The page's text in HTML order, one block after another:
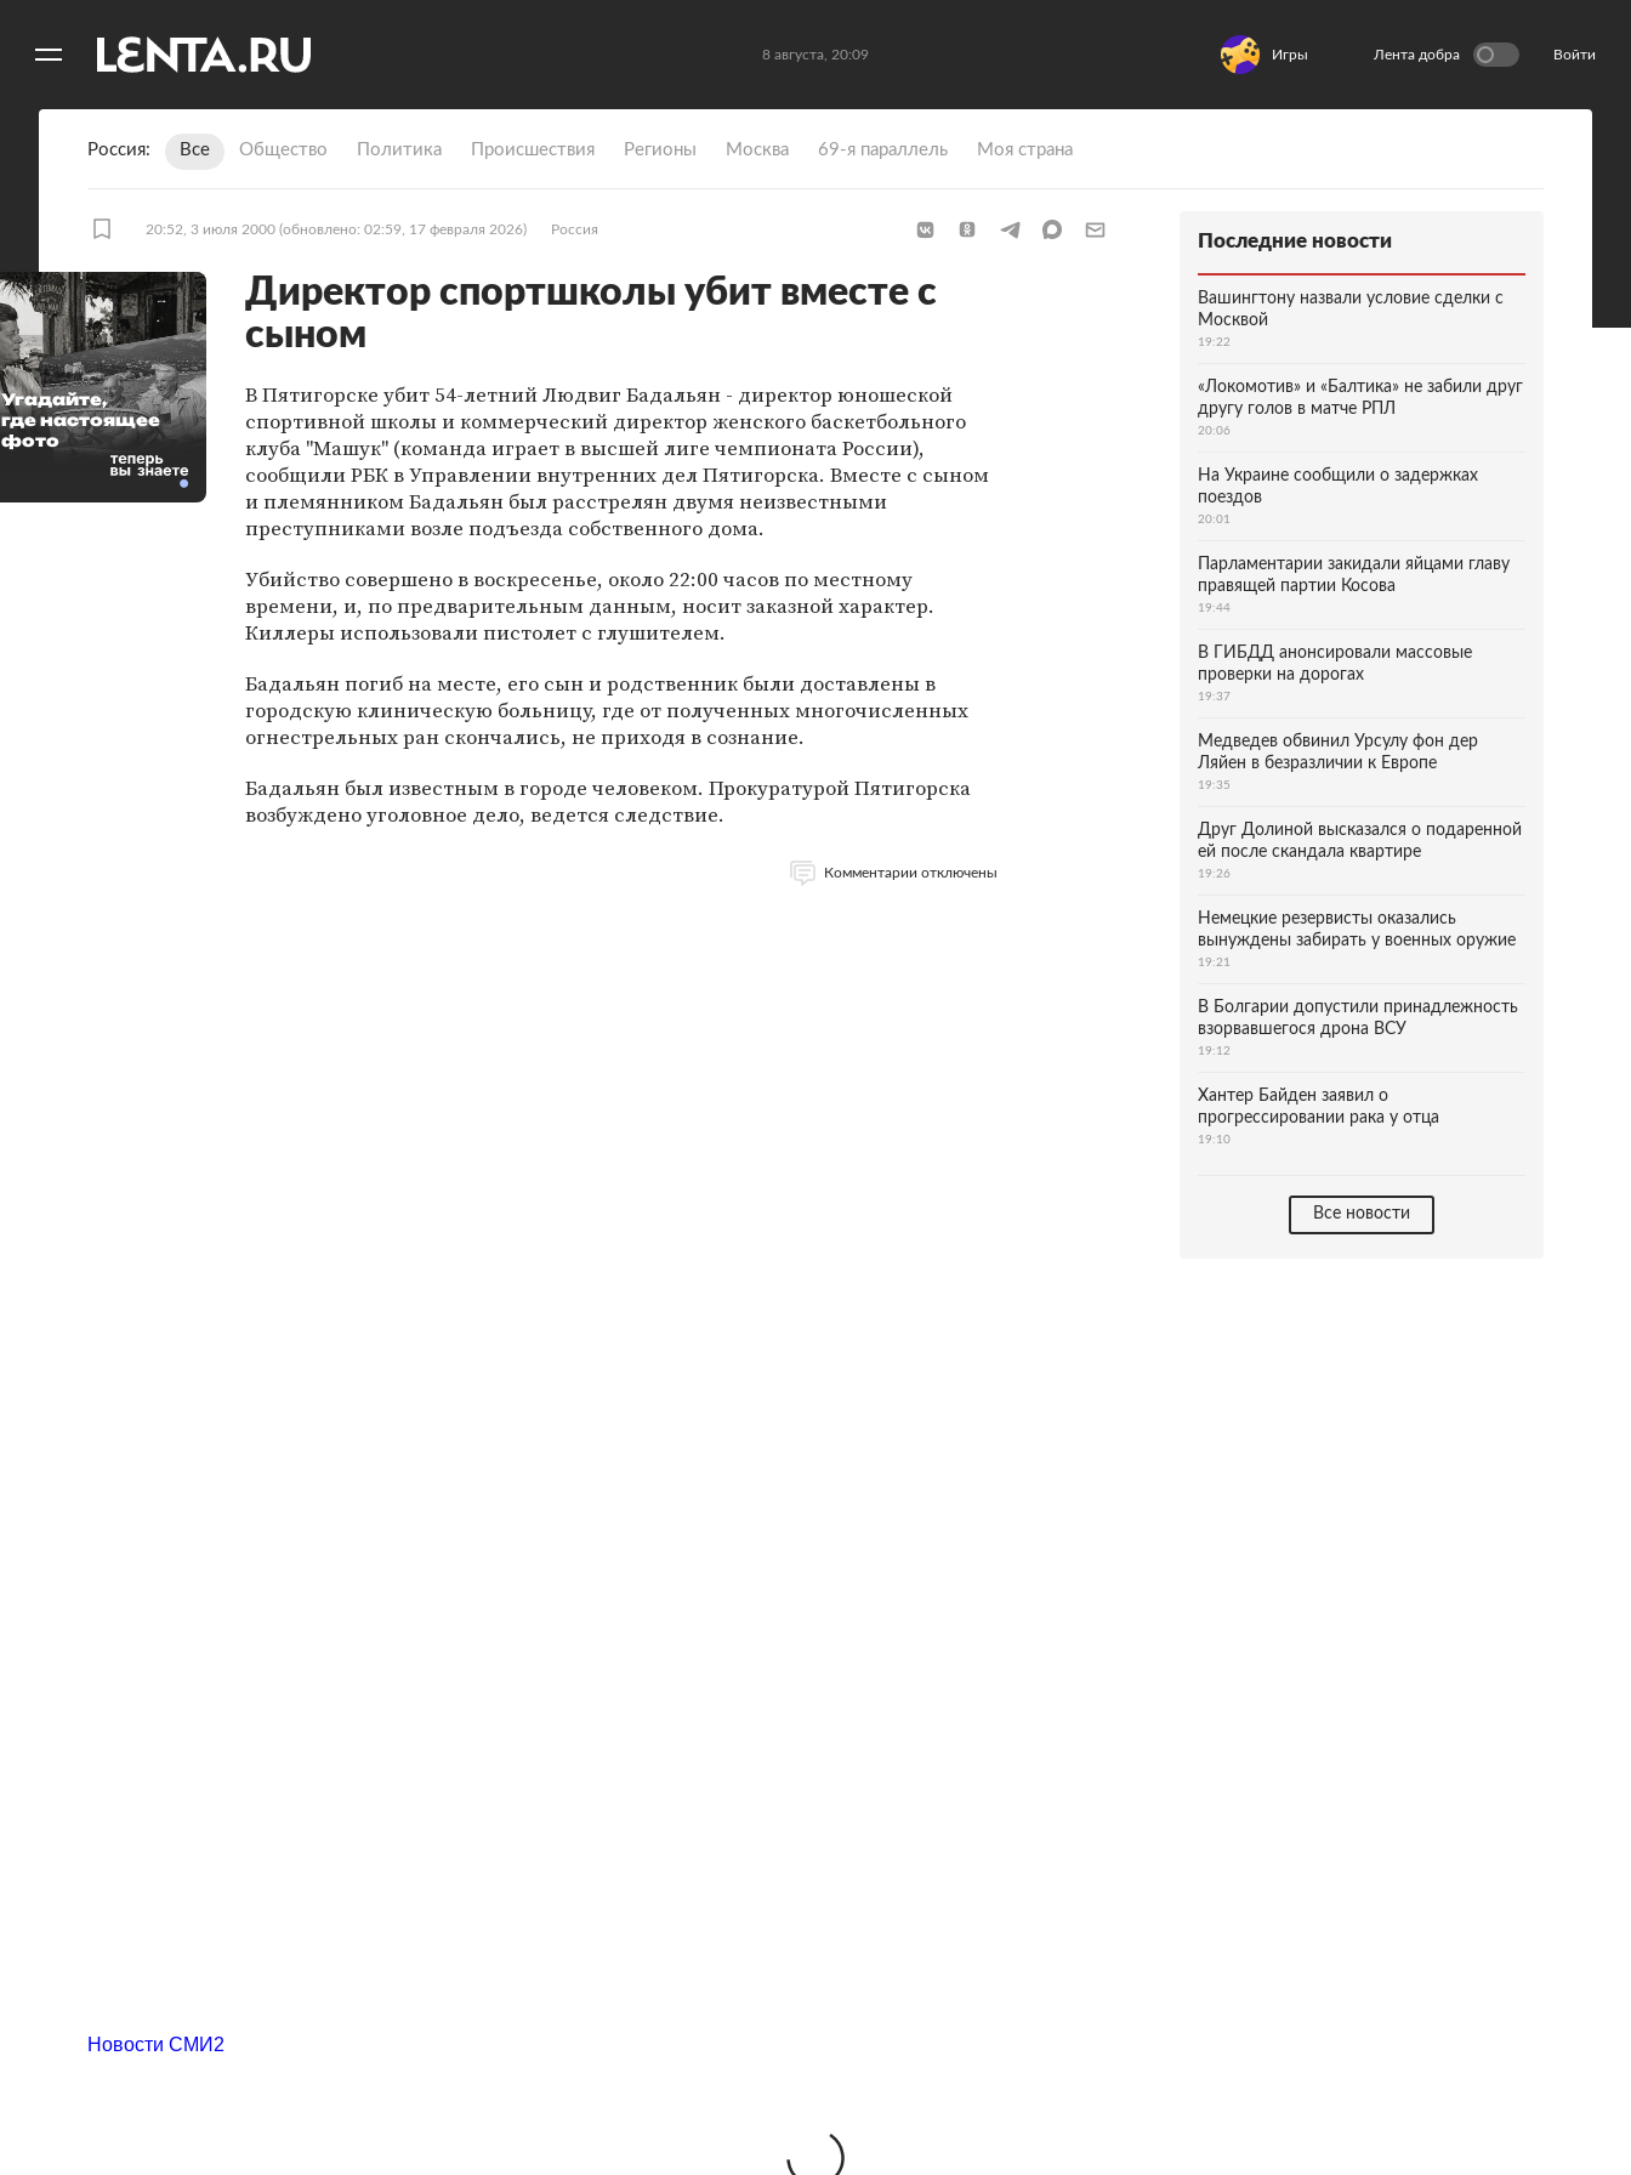
8 августа, 20:09 Игры Лента добра Войти
Россия Все Общество Политика Происшествия Регионы Москва 69-я параллель Моя страна
20:52, 3 июля 2000 (обновлено: 02:59, 17 февраля 2026) Россия
Директор спортшколы убит вместе с
сыном
В Пятигорске убит 54-летний Людвиг Бадальян - директор юношеской
спортивной школы и коммерческий директор женского баскетбольного
клуба "Машук" (команда играет в высшей лиге чемпионата России),
сообщили РБК в Управлении внутренних дел Пятигорска. Вместе с сыном
и племянником Бадальян был расстрелян двумя неизвестными
преступниками возле подъезда собственного дома.
Убийство совершено в воскресенье, около 22:00 часов по местному
времени, и, по предварительным данным, носит заказной характер.
Киллеры использовали пистолет с глушителем.
Бадальян погиб на месте, его сын и родственник были доставлены в
городскую клиническую больницу, где от полученных многочисленных
огнестрельных ран скончались, не приходя в сознание.
Бадальян был известным в городе человеком. Прокуратурой Пятигорска
возбуждено уголовное дело, ведется следствие.
Комментарии отключены
Угадайте,
где настоящее
фото
Последние новости
Вашингтону назвали условие сделки с
Москвой
19:22
«Локомотив» и «Балтика» не забили друг
другу голов в матче РПЛ
20:06
На Украине сообщили о задержках
поездов
20:01
Парламентарии закидали яйцами главу
правящей партии Косова
19:44
В ГИБДД анонсировали массовые
проверки на дорогах
19:37
Медведев обвинил Урсулу фон дер
Ляйен в безразличии к Европе
19:35
Друг Долиной высказался о подаренной
ей после скандала квартире
19:26
Немецкие резервисты оказались
вынуждены забирать у военных оружие
19:21
В Болгарии допустили принадлежность
взорвавшегося дрона ВСУ
19:12
Хантер Байден заявил о
прогрессировании рака у отца
19:10
Все новости
Новости СМИ2